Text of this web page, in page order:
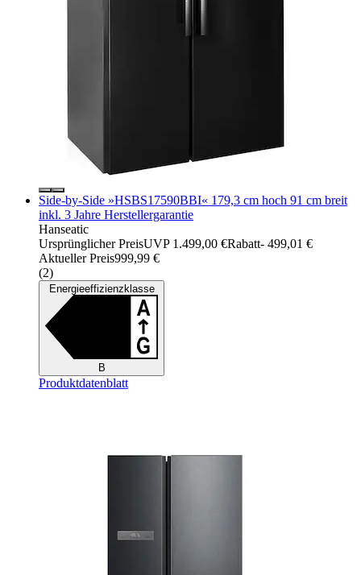
Side-by-Side »HSBS17590BBI« 179,3 cm hoch 91 cm breit
inkl. 3 Jahre Herstellergarantie
Hanseatic
Ursprünglicher PreisUVP 1.499,00 €Rabatt- 499,01 €
Aktueller Preis999,99 €
(2)
Energieeffizienzklasse
B
Produktdatenblatt